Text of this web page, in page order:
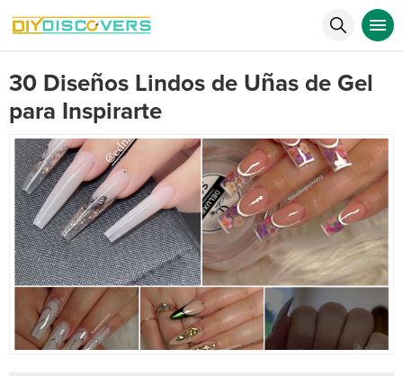
30 Diseños Lindos de Uñas de Gel
para Inspirarte